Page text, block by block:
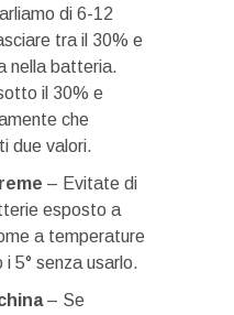
di 6-12
tra il 30% e
nella batteria.
il 30% e
che
due valori.
– Evitate di
esposto a
a temperature
5° senza usarlo.
– Se